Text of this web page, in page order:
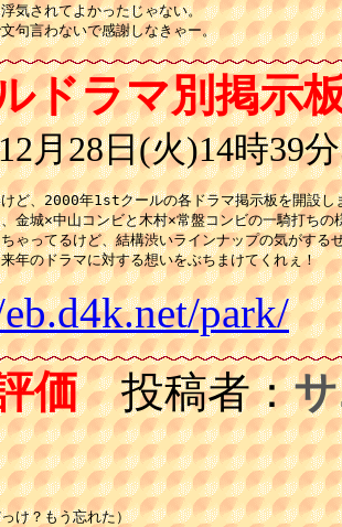
気されてよかったじゃない。
句言わないで感謝しなきゃー。
ドラマ別掲示
月28日(火)14時39
ど、2000年1stクールの各ドラマ掲示板を開設し
金城×中山コンビと木村×常盤コンビの一騎打ちの
ゃってるけど、結構渋いラインナップの気がする
年のドラマに対する想いをぶちまけてくれぇ！
park/
価投稿者：
け？もう忘れた）